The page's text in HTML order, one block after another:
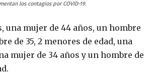
los contagios por COVID-19.
una mujer de 44 años, un hombre
de 35, 2 menores de edad, una
mujer de 34 años y un hombre de